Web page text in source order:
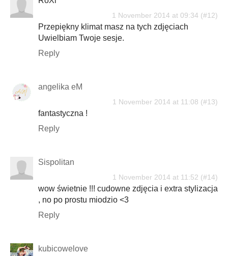
1 November 2014 at 09:34
Przepiękny klimat masz na tych zdjęciach
Uwielbiam Twoje sesje.
Reply
angelika eM
1 November 2014 at 11:08
fantastyczna !
Reply
Sispolitan
1 November 2014 at 11:52
wow świetnie !!! cudowne zdjęcia i extra stylizacja
, no po prostu miodzio <3
Reply
kubicowelove